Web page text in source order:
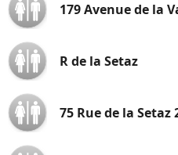
179 Avenue de la
R de la Setaz
75 Rue de la Setaz